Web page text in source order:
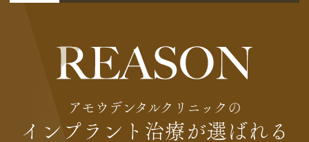
アモウデンタルクリニックの
インプラント治療が選ばれる